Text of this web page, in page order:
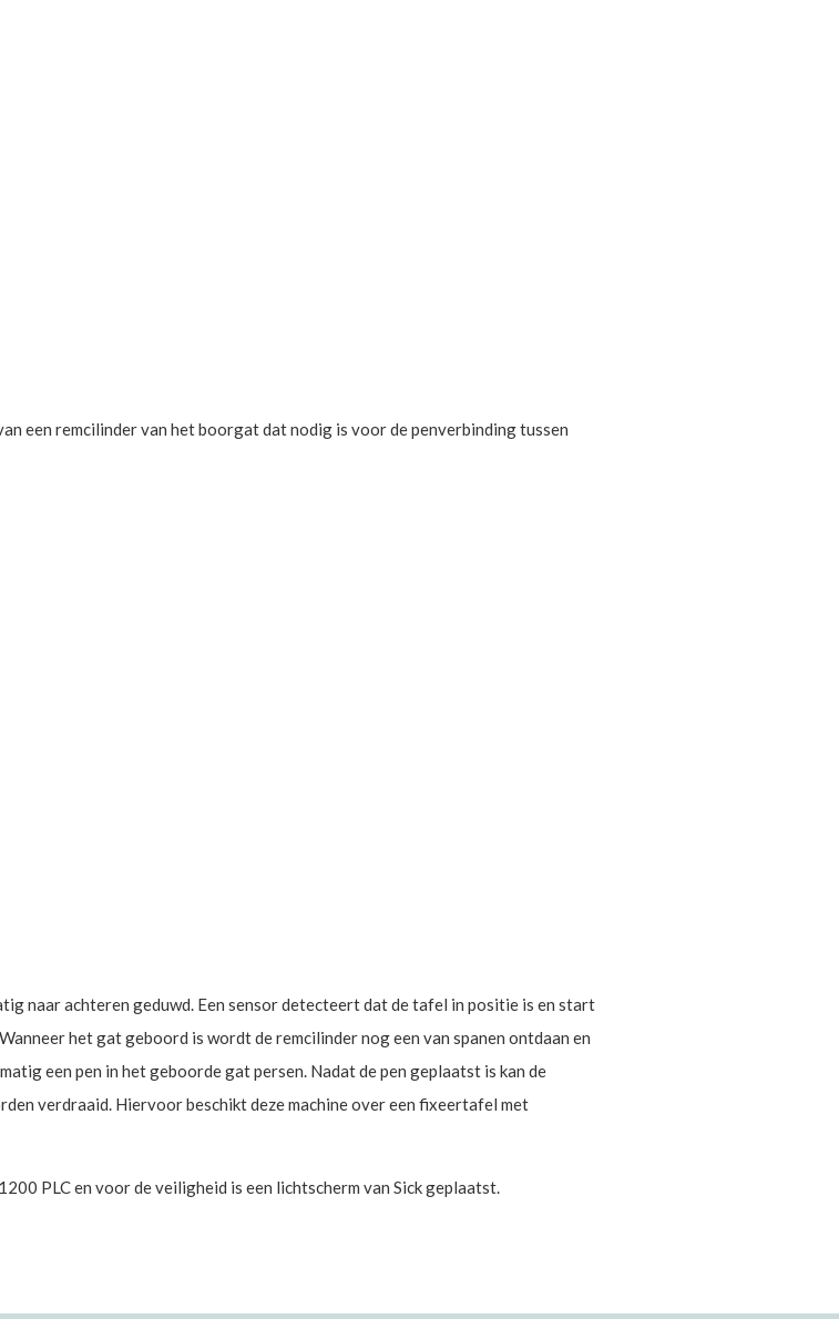
een remcilinder van het boorgat dat nodig is voor de penverbinding tussen
naar achteren geduwd. Een sensor detecteert dat de tafel in positie is en start
het gat geboord is wordt de remcilinder nog een van spanen ontdaan en
een pen in het geboorde gat persen. Nadat de pen geplaatst is kan de
verdraaid. Hiervoor beschikt deze machine over een fixeertafel met
PLC en voor de veiligheid is een lichtscherm van Sick geplaatst.